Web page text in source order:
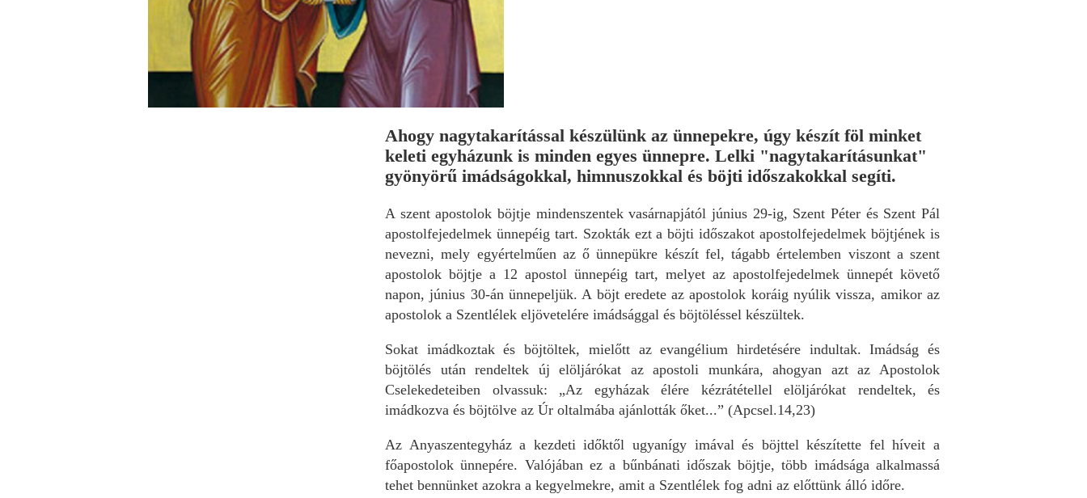
Ahogy nagytakarítással készülünk az ünnepekre, úgy készít föl minket
keleti egyházunk is minden egyes ünnepre. Lelki "nagytakarításunkat"
gyönyörű imádságokkal, himnuszokkal és böjti időszakokkal segíti.
A szent apostolok böjtje mindenszentek vasárnapjától június 29-ig, Szent Péter és Szent Pál
apostolfejedelmek ünnepéig tart. Szokták ezt a böjti időszakot apostolfejedelmek böjtjének is
nevezni, mely egyértelműen az ő ünnepükre készít fel, tágabb értelemben viszont a szent
apostolok böjtje a 12 apostol ünnepéig tart, melyet az apostolfejedelmek ünnepét követő
napon, június 30-án ünnepeljük. A böjt eredete az apostolok koráig nyúlik vissza, amikor az
apostolok a Szentlélek eljövetelére imádsággal és böjtöléssel készültek.
Sokat imádkoztak és böjtöltek, mielőtt az evangélium hirdetésére indultak. Imádság és
böjtölés után rendeltek új elöljárókat az apostoli munkára, ahogyan azt az Apostolok
Cselekedeteiben olvassuk: „Az egyházak élére kézrátétellel elöljárókat rendeltek, és
imádkozva és böjtölve az Úr oltalmába ajánlották őket...” (Apcsel.14,23)
Az Anyaszentegyház a kezdeti időktől ugyanígy imával és böjttel készítette fel híveit a
főapostolok ünnepére. Valójában ez a bűnbánati időszak böjtje, több imádsága alkalmassá
tehet bennünket azokra a kegyelmekre, amit a Szentlélek fog adni az előttünk álló időre.